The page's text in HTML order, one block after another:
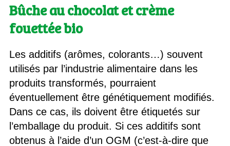
Bûche au chocolat et crème
fouettée bio
Les additifs (arômes, colorants…) souvent
utilisés par l’industrie alimentaire dans les
produits transformés, pourraient
éventuellement être génétiquement modifiés.
Dans ce cas, ils doivent être étiquetés sur
l’emballage du produit. Si ces additifs sont
obtenus à l’aide d’un OGM (c’est-à-dire que